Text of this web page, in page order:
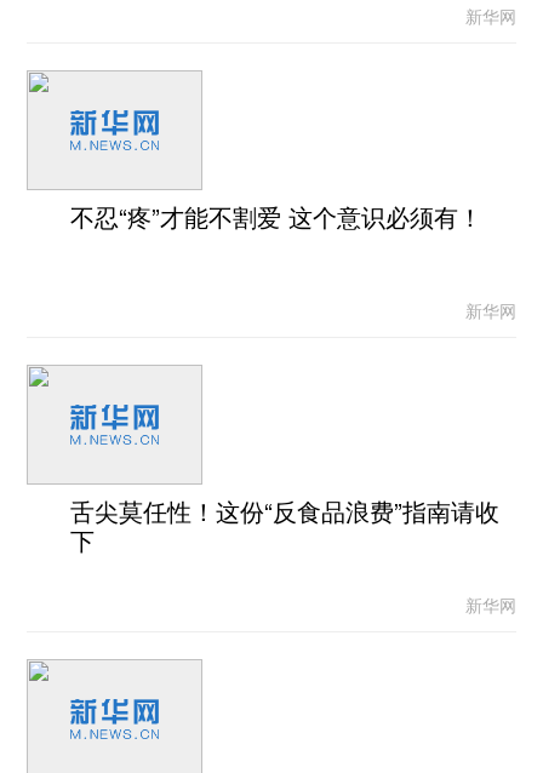
新华网
不忍“疼”才能不割爱 这个意识必须有！
新华网
舌尖莫任性！这份“反食品浪费”指南请收
下
新华网